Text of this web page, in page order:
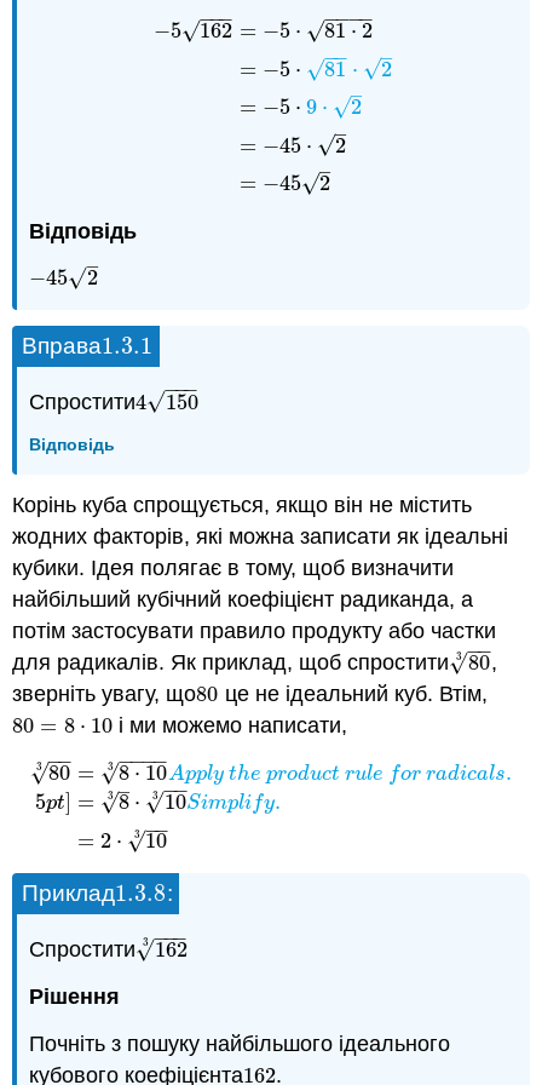
−5 162
−−
−
√ = −5 ⋅ 81 ⋅ 2
− −
−−
√
= −5 ⋅ 81
−−
√ ⋅ 2
–
√
= −5 ⋅ 9 ⋅ 2
–
√
= −45 ⋅ 2
–
√
= −45 2
–
√
5⋅ 81⋅2 =− 5⋅81
Відповідь
−45 2
–
√
−452
Вправа1.3.1
1.3.1
Спростити4 150
−−
−
√
4150
Відповідь
Корінь куба спрощується, якщо він не містить
жодних факторів, які можна записати як ідеальні
кубики. Ідея полягає в тому, щоб визначити
найбільший кубічний коефіцієнт радиканда, а
потім застосувати правило продукту або частки
для радикалів. Як приклад, щоб спростити
80
−−
√
3
803 ,
зверніть увагу, що80
80 це не ідеальний куб. Втім,
80 = 8 ⋅ 10
80 =8 ⋅10 і ми можемо написати,
80
−−
√
3
5pt
= 8 ⋅ 10
− −
−−
√
3 Apply the product rule for radicals.
=
8
–
√
3 ⋅ 10
−−
√
3 Simplify.
= 2 ⋅ 10
−−
√
3
803=8 ⋅103A p plytheproductruleforr adic als.5pt]=83⋅10
Приклад1.3.8
1.3.8:
Спростити 162
−−
−
√
3
1623
Рішення
Почніть з пошуку найбільшого ідеального
кубового коефіцієнта162
162.